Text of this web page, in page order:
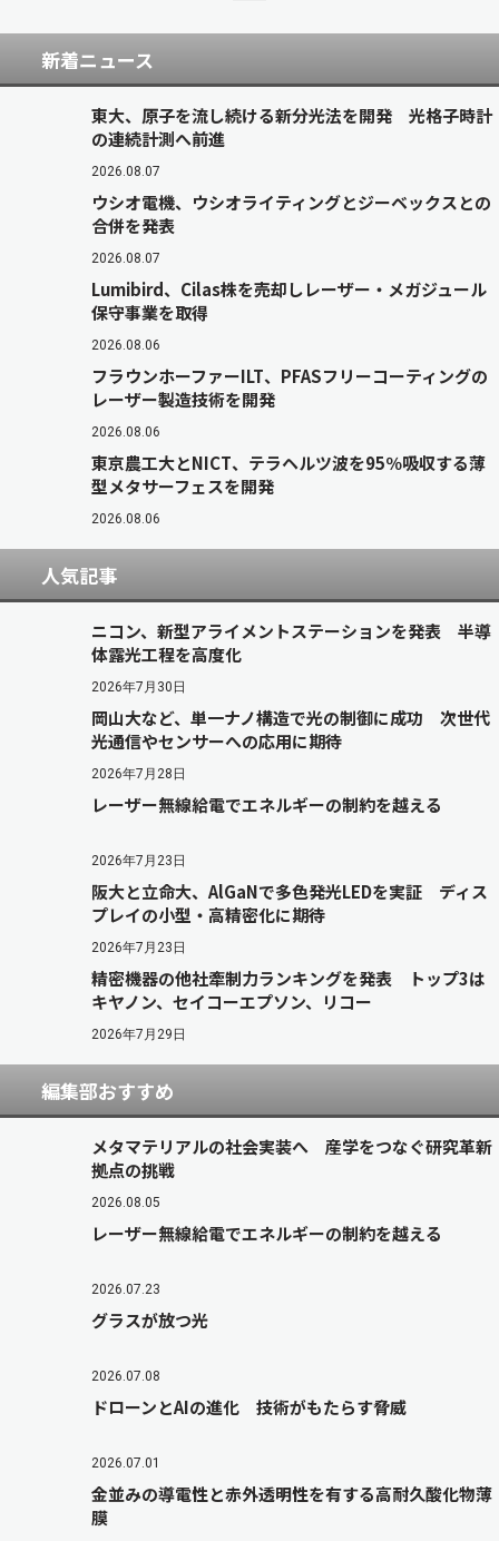
新着ニュース
東大、原子を流し続ける新分光法を開発 光格子時計
の連続計測へ前進
2026.08.07
ウシオ電機、ウシオライティングとジーベックスとの
合併を発表
2026.08.07
Lumibird、Cilas株を売却しレーザー・メガジュール
保守事業を取得
2026.08.06
フラウンホーファーILT、PFASフリーコーティングの
レーザー製造技術を開発
2026.08.06
東京農工大とNICT、テラヘルツ波を95％吸収する薄
型メタサーフェスを開発
2026.08.06
人気記事
ニコン、新型アライメントステーションを発表 半導
体露光工程を高度化
2026年7月30日
岡山大など、単一ナノ構造で光の制御に成功 次世代
光通信やセンサーへの応用に期待
2026年7月28日
レーザー無線給電でエネルギーの制約を越える
2026年7月23日
阪大と立命大、AlGaNで多色発光LEDを実証 ディス
プレイの小型・高精密化に期待
2026年7月23日
精密機器の他社牽制力ランキングを発表 トップ3は
キヤノン、セイコーエプソン、リコー
2026年7月29日
編集部おすすめ
メタマテリアルの社会実装へ 産学をつなぐ研究革新
拠点の挑戦
2026.08.05
レーザー無線給電でエネルギーの制約を越える
2026.07.23
グラスが放つ光
2026.07.08
ドローンとAIの進化 技術がもたらす脅威
2026.07.01
金並みの導電性と赤外透明性を有する高耐久酸化物薄
膜